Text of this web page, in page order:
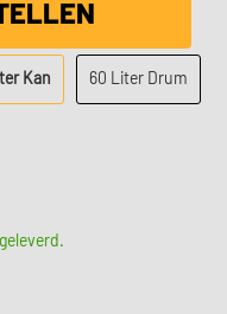
Kan 60 Liter Drum